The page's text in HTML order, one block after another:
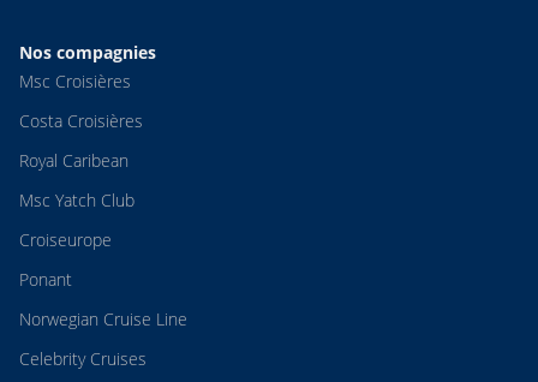
Nos compagnies
Msc Croisières
Costa Croisières
Royal Caribean
Msc Yatch Club
Croiseurope
Ponant
Norwegian Cruise Line
Celebrity Cruises